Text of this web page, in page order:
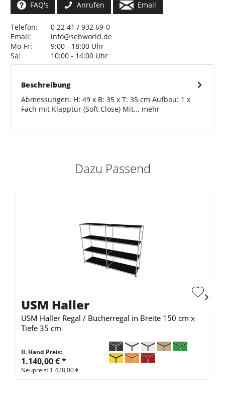
FAQ's Anrufen Email
Telefon:
0 22 41 / 932 69-0
Email:
info@sebworld.de
Mo-Fr:
9:00 - 18:00 Uhr
Sa:
10:00 - 14:00 Uhr
Beschreibung
Abmessungen: H: 49 x B: 35 x T: 35 cm Aufbau: 1 x
Fach mit Klapptür (Soft Close) Mit... mehr
Dazu Passend
USM Haller
USM Haller Regal / Bücherregal in Breite 150 cm x
Tiefe 35 cm
II. Hand Preis:
1.140,00 €*
Neupreis: 1.428,00 €